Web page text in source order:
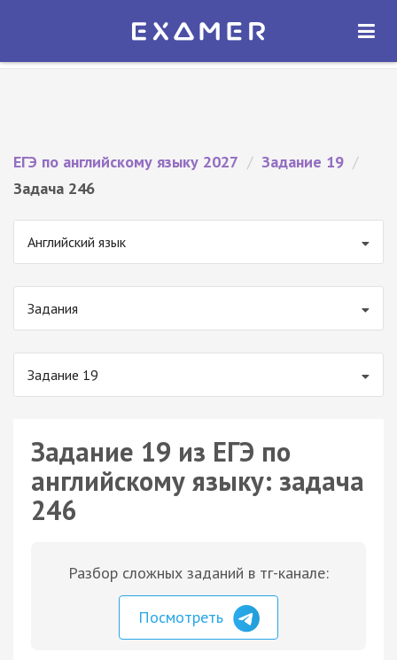
Экзамер — ЕГЭ 2027
ОТКРЫТЬ
ЕГЭ по английскому языку 2027 / Задание 19 /
Задача 246
Английский язык
Задания
Задание 19
Задание 19 из ЕГЭ по
английскому языку: задача
246
Разбор сложных заданий в тг-канале:
Посмотреть